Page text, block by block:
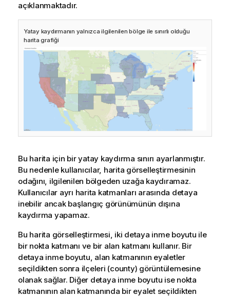
açıklanmaktadır.
Yatay kaydırmanın yalnızca ilgilenilen bölge ile sınırlı olduğu
harita grafiği
Bu harita için bir yatay kaydırma sınırı ayarlanmıştır.
Bu nedenle kullanıcılar, harita görselleştirmesinin
odağını, ilgilenilen bölgeden uzağa kaydıramaz.
Kullanıcılar ayrı harita katmanları arasında detaya
inebilir ancak başlangıç görünümünün dışına
kaydırma yapamaz.
Bu harita görselleştirmesi, iki detaya inme boyutu ile
bir nokta katmanı ve bir alan katmanı kullanır. Bir
detaya inme boyutu, alan katmanının eyaletler
seçildikten sonra ilçeleri (county) görüntülemesine
olanak sağlar. Diğer detaya inme boyutu ise nokta
katmanının alan katmanında bir eyalet seçildikten